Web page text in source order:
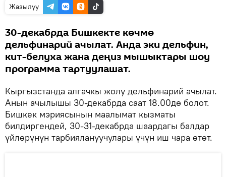
Жазылуу
30-декабрда Бишкекте көчмө
дельфинарий ачылат. Анда эки дельфин,
кит-белуха жана деңиз мышыктары шоу
программа тартуулашат.
Кыргызстанда алгачкы жолу дельфинарий ачылат.
Анын ачылышы 30-декабрда саат 18.00дө болот.
Бишкек мэриясынын маалымат кызматы
билдиргендей, 30-31-декабрда шаардагы балдар
үйлөрүнүн тарбиялануучулары үчүн иш чара өтөт.